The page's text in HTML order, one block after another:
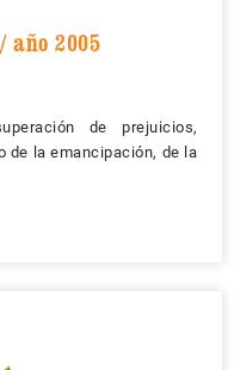
año 2005
de prejuicios,
de la emancipación, de la